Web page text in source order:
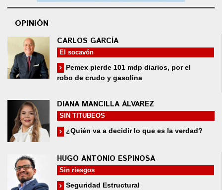
OPINIÓN
CARLOS GARCÍA
El socavón
Pemex pierde 101 mdp diarios, por el
robo de crudo y gasolina
DIANA MANCILLA ÁLVAREZ
SIN TITUBEOS
¿Quién va a decidir lo que es la verdad?
HUGO ANTONIO ESPINOSA
Sin riesgos
Seguridad Estructural